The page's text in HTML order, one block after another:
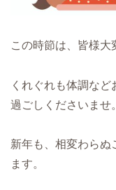
この時節は、皆様大
くれぐれも体調な
過ごしくださいませ。
新年も、相変わらぬ
ます。